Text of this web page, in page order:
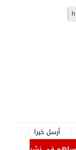
أرسل خبرا